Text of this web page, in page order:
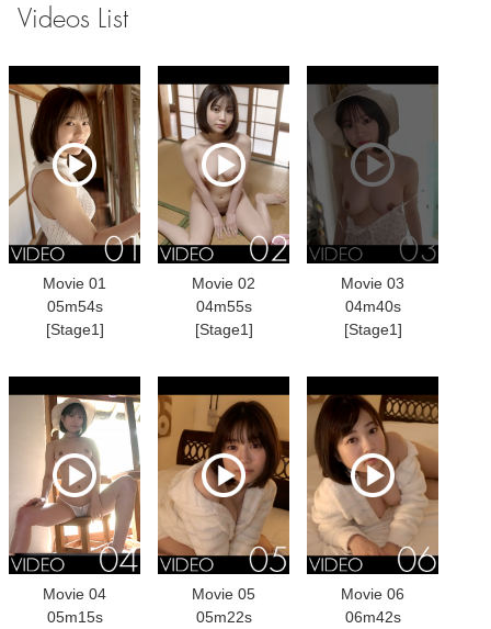
Videos List
Movie 01
05m54s
[Stage1]
Movie 02
04m55s
[Stage1]
Movie 03
04m40s
[Stage1]
Movie 04
05m15s
Movie 05
05m22s
Movie 06
06m42s